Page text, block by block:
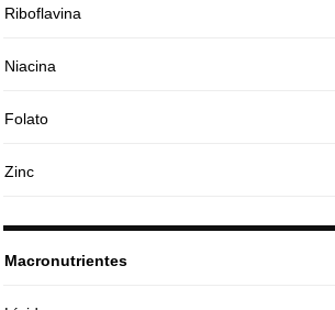
Riboflavina
Niacina
Folato
Zinc
Macronutrientes